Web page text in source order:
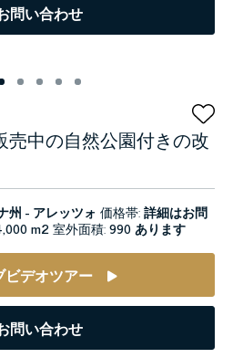
問い合わせ
売中の自然公園付きの改
州 - アレッツォ 価格帯:詳細はお問
m2室外面積:990 あります
ビデオツアー
問い合わせ